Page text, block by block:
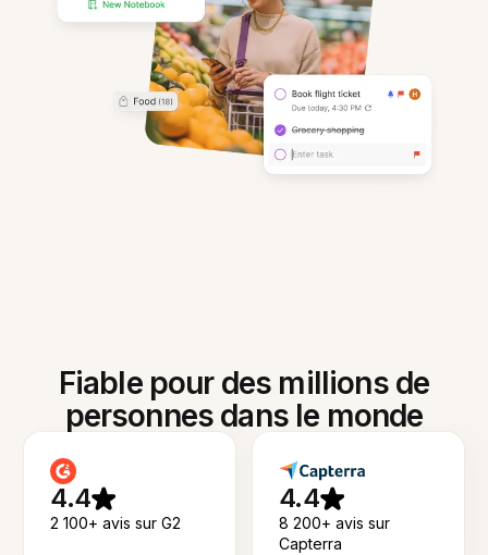
Fiable pour des millions de
personnes dans le monde
4.4
2 100+ avis sur G2
4.4
8 200+ avis sur
Capterra